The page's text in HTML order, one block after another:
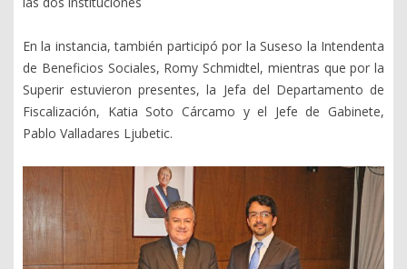
En la instancia, también participó por la Suseso la Intendenta
de Beneficios Sociales, Romy Schmidtel, mientras que por la
Superir estuvieron presentes, la Jefa del Departamento de
Fiscalización, Katia Soto Cárcamo y el Jefe de Gabinete,
Pablo Valladares Ljubetic.